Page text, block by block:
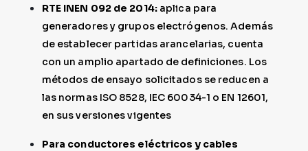
RTE INEN 092 de 2014:aplica para
generadores y grupos electrógenos. Además
de establecer partidas arancelarias, cuenta
con un amplio apartado de definiciones. Los
métodos de ensayo solicitados se reducen a
las normas ISO 8528, IEC 60034-1 o EN 12601,
en sus versiones vigentes
Para conductores eléctricos y cables